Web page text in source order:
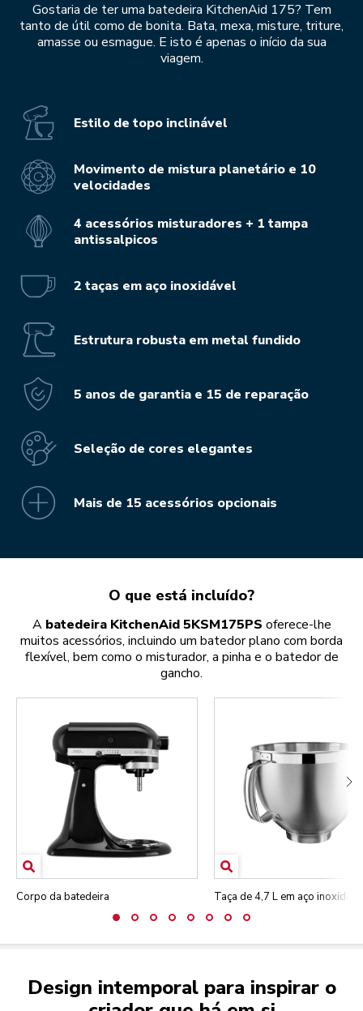
Gostaria de ter uma batedeira KitchenAid 175? Tem
tanto de útil como de bonita. Bata, mexa, misture, triture,
amasse ou esmague. E isto é apenas o início da sua
viagem.
Estilo de topo inclinável
Movimento de mistura planetário e 10
velocidades
4 acessórios misturadores + 1 tampa
antissalpicos
2 taças em aço inoxidável
Estrutura robusta em metal fundido
5 anos de garantia e 15 de reparação
Seleção de cores elegantes
Mais de 15 acessórios opcionais
O que está incluído?
A batedeira KitchenAid 5KSM175PS oferece-lhe
muitos acessórios, incluindo um batedor plano com borda
flexível, bem como o misturador, a pinha e o batedor de
gancho.
Corpo da batedeira Taça de 4,7 L em aço
Design intemporal para inspirar o